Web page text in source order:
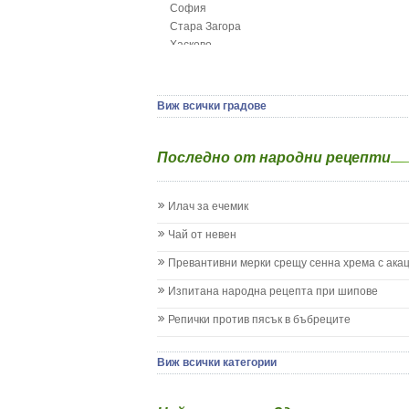
Грип при бебето и детето
Гърч
Детски диабет
Жълтеница
Запек на бебето и детето
Кашлица при бебето и детето
Колики
Менингит
Млечница
Нощно напикаване - енуреза
София
Стара Загора
Хасково
Виж всички градове
Последно от народни рецепти
Илач за ечемик
Чай от невен
Превантивни мерки срещу сенна хрема с
Изпитана народна рецепта при шипове
Репички против пясък в бъбреците
Виж всички категории